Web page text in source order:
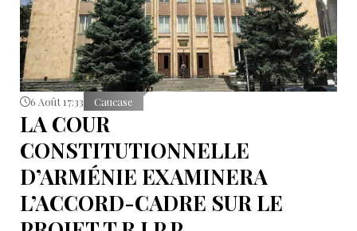
6 Août 17:33 Caucase
LA COUR
CONSTITUTIONNELLE
D’ARMÉNIE EXAMINERA
L’ACCORD-CADRE SUR LE